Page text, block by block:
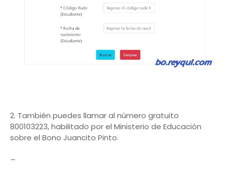
2. También puedes llamar al número gratuito
800103223, habilitado por el Ministerio de Educación
sobre el Bono Juancito Pinto.